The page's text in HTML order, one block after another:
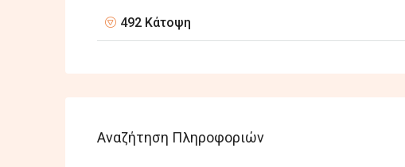
492 Κάτοψη
Αναζήτηση Πληροφοριών